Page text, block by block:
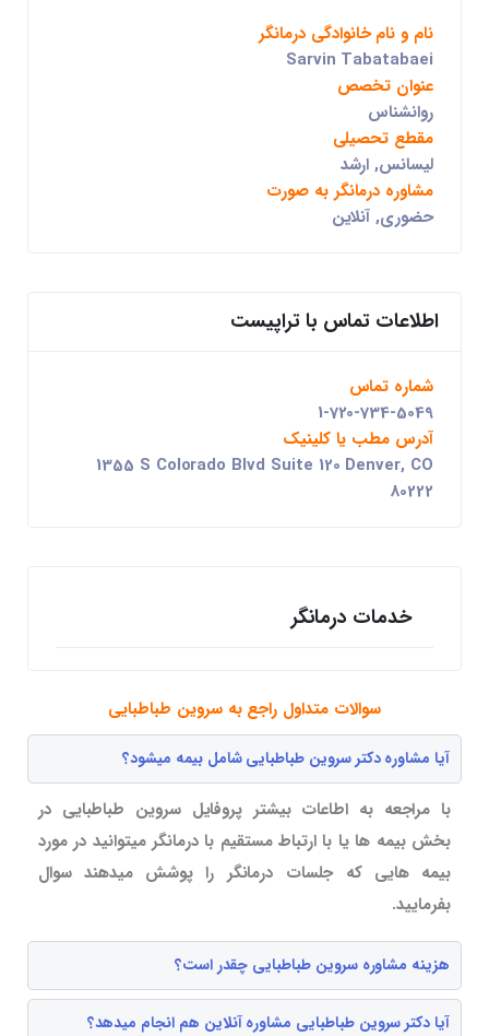
نام و نام خانوادگی درمانگر
Sarvin Tabatabaei
عنوان تخصص
روانشناس
مقطع تحصیلی
لیسانس, ارشد
مشاوره درمانگر به صورت
حضوری, آنلاین
اطلاعات تماس با تراپیست
شماره تماس
1-720-734-5049
آدرس مطب یا کلینیک
1355 S Colorado Blvd Suite 120 Denver, CO
80222
خدمات درمانگر
سوالات متداول راجع به سروین طباطبایی
آیا مشاوره دکتر سروین طباطبایی شامل بیمه میشود؟
با مراجعه به اطاعات بیشتر پروفایل سروین طباطبایی در
بخش بیمه ها یا با ارتباط مستقیم با درمانگر میتوانید در مورد
بیمه هایی که جلسات درمانگر را پوشش میدهند سوال
بفرمایید.
هزینه مشاوره سروین طباطبایی چقدر است؟
آیا دکتر سروین طباطبایی مشاوره آنلاین هم انجام میدهد؟